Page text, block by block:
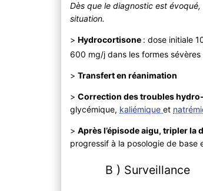
Dès que le diagnostic est
situation.
>Hydrocortisone : dose initiale
600 mg/j dans les formes sévères
>Transfert en réanimation
>Correction des troubles
glycémique, kaliémiqueet
>Après l’épisode aigu, tripler la
progressif à la posologie de base
B ) Surveillance